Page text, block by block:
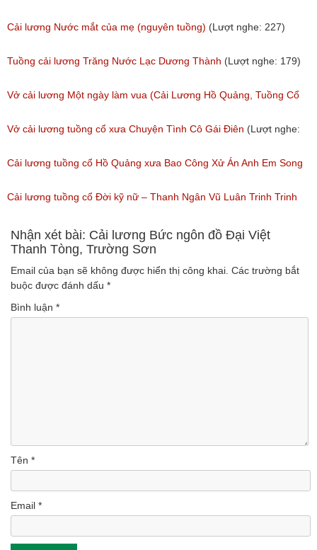
(Lượt nghe: 505)
Tuồng Cổ
(Lượt nghe: 243)
Cải lương Nước mắt của mẹ (nguyên tuồng) (Lượt nghe: 227)
Tuồng cải lương Trăng Nước Lạc Dương Thành (Lượt nghe: 179)
Vở cải lương Một ngày làm vua (Cải Lương Hồ Quảng, Tuồng Cổ
Xưa)
(Lượt nghe: 216)
Vở cải lương tuồng cổ xưa Chuyện Tình Cô Gái Điên (Lượt nghe:
146)
Cải lương tuồng cổ Hồ Quảng xưa Bao Công Xử Án Anh Em Song
Sinh
(Lượt nghe: 228)
Cải lương tuồng cổ Đời kỹ nữ – Thanh Ngân Vũ Luân Trinh Trinh
Cải Lương Hồ Quảng
(Lượt nghe: 157)
Nhận xét bài: Cải lương Bức ngôn đồ Đại Việt
Thanh Tòng, Trường Sơn
Email của bạn sẽ không được hiển thị công khai. Các trường bắt
buộc được đánh dấu *
Bình luận *
Tên *
Email *